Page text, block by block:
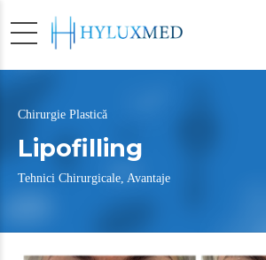
Chirurgie Plastică
Lipofilling
Tehnici Chirurgicale, Avantaje